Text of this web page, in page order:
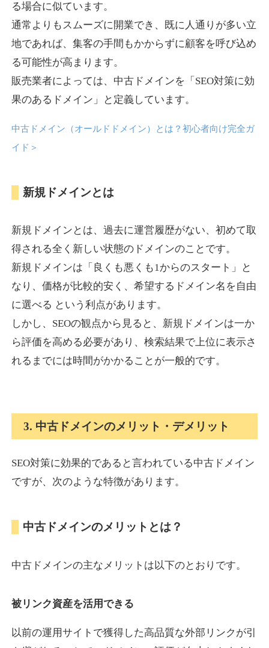
詳細を見る
box-cafe.jp
ジャンル 飲食
DA37 外部リンク数
3,300円 入札 2件
詳細を見る
anipani.jp
DA 37 外部リンク数
lowslotfamilylocal.com
ジャンルその他
DA37 外部リンク数653 ドメイン年齢 1年
onlinepokerbetdansk.com
DA37 外部リンク数629 ドメイン年齢1年
10,800円 入札 0件
econopundit.com
外部リンク数 446
る場合に似ています。
通常よりもスムーズに開業でき、既に人通りが多い立
地であれば、集客の手間もかからずに顧客を呼び込め
る可能性が高まります。
販売業者によっては、中古ドメインを「SEO対策に効
果のあるドメイン」と定義しています。
中古ドメイン（オールドドメイン）とは？初心者向け完全ガ
イド ＞
新規ドメインとは
新規ドメインとは、過去に運営履歴がない、初めて取
得される全く新しい状態のドメインのことです。
新規ドメインは「良くも悪くも1からのスタート」と
なり、価格が比較的安く、希望するドメイン名を自由
に選べる という利点があります。
しかし、SEOの観点から見ると、新規ドメインは一か
ら評価を高める必要があり、検索結果で上位に表示さ
れるまでには時間がかかることが一般的です。
3. 中古ドメインのメリット・デメリット
SEO対策に効果的であると言われている中古ドメイン
ですが、次のような特徴があります。
中古ドメインのメリットとは？
中古ドメインの主なメリットは以下のとおりです。
被リンク資産を活用できる
以前の運用サイトで獲得した高品質な外部リンクが引